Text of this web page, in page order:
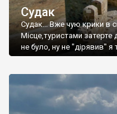
Судак
Судак... Вже чую крики в
Місце,туристами
не було, ну не "дірявив" я